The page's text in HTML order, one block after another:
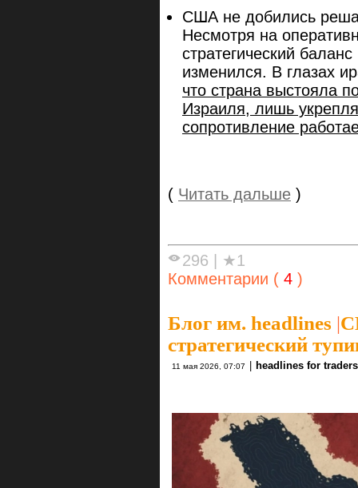
США не добились
Несмотря на
стратегический
изменился. В глазах
что страна выстояла
Израиля, лишь
сопротивление
( Читать дальше )
296
★1
Комментарии ( 4 )
Блог им. headlines |
стратегический
11 мая 2026, 07:07 headlines for traders